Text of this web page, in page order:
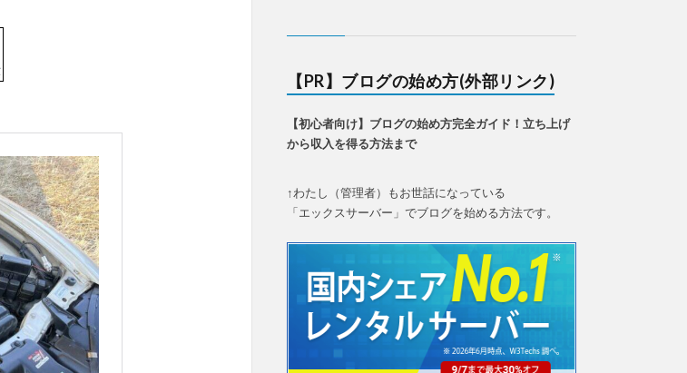
【PR】ブログの始め方(外部リンク)
【初心者向け】ブログの始め方完全ガイド！立ち上げ
から収入を得る方法まで
↑わたし（管理者）もお世話になっている
「エックスサーバー」でブログを始める方法です。